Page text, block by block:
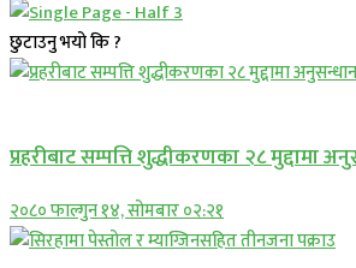
छुटाउनु भयो कि ?
प्रहरीबाट सम्पत्ति शुद्धीकरणका २८ मुद्दामा
२०८० फाल्गुन १४, सोमबार ०२:२१